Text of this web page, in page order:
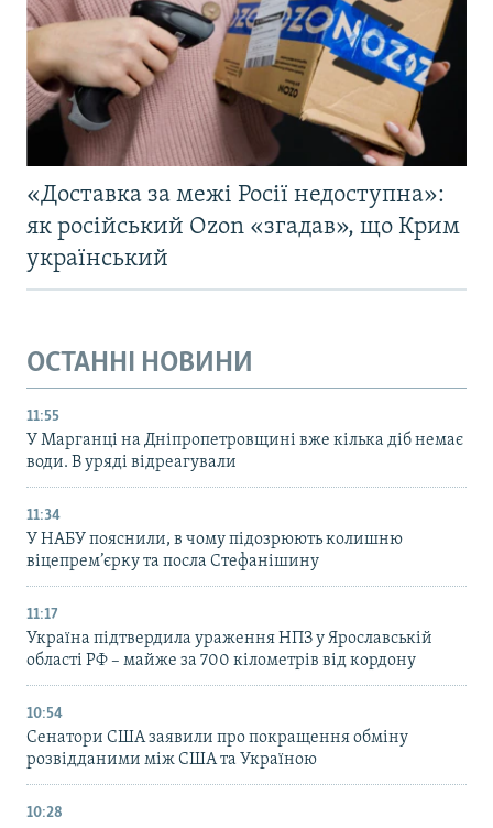
«Доставка за межі Росії недоступна»:
як російський Ozon «згадав», що Крим
український
ОСТАННІ НОВИНИ
11:55
У Марганці на Дніпропетровщині вже кілька діб немає
води. В уряді відреагували
11:34
У НАБУ пояснили, в чому підозрюють колишню
віцепрем’єрку та посла Стефанішину
11:17
Україна підтвердила ураження НПЗ у Ярославській
області РФ – майже за 700 кілометрів від кордону
10:54
Сенатори США заявили про покращення обміну
розвідданими між США та Україною
10:28